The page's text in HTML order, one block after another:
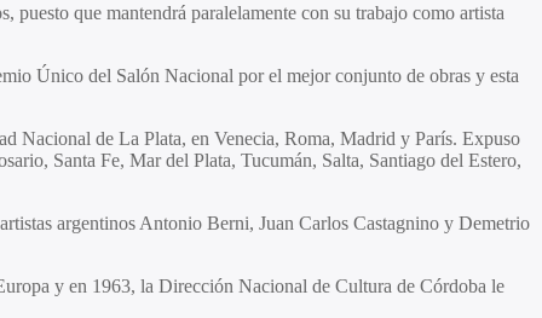
puesto que mantendrá paralelamente con su trabajo como artista
Único del Salón Nacional por el mejor conjunto de obras y esta
Nacional de La Plata, en Venecia, Roma, Madrid y París. Expuso
Santa Fe, Mar del Plata, Tucumán, Salta, Santiago del Estero,
argentinos Antonio Berni, Juan Carlos Castagnino y Demetrio
y en 1963, la Dirección Nacional de Cultura de Córdoba le